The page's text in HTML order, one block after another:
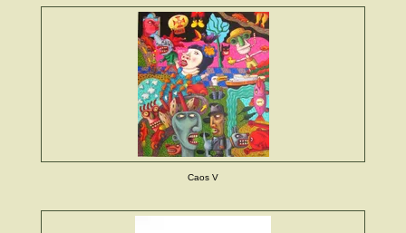
Caos V